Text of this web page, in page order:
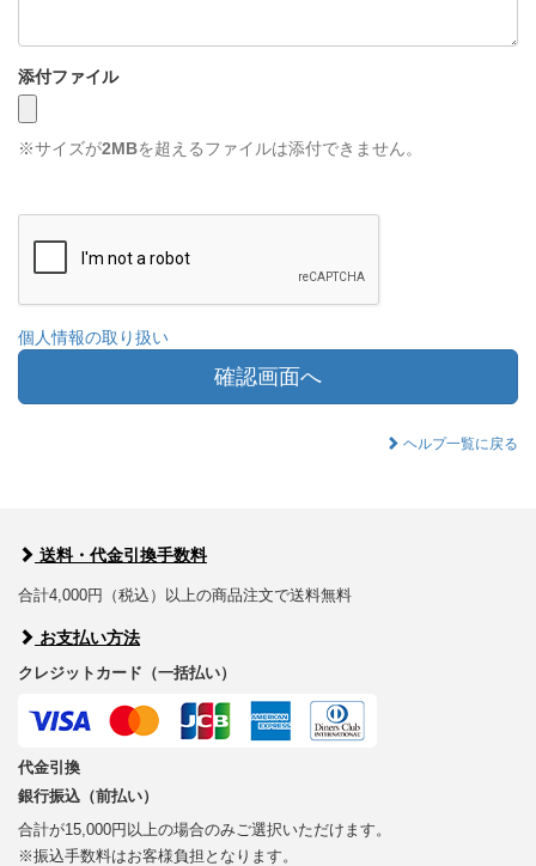
添付ファイル
※サイズが2MBを超えるファイルは添付できません。
個人情報の取り扱い
確認画面へ
ヘルプ一覧に戻る
送料・代金引換手数料
合計4,000円（税込）以上の商品注文で送料無料
お支払い方法
クレジットカード（一括払い）
代金引換
銀行振込（前払い）
合計が15,000円以上の場合のみご選択いただけます。
※振込手数料はお客様負担となります。